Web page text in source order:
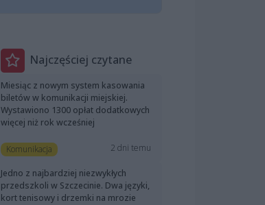
Najczęściej czytane
Miesiąc z nowym system kasowania
biletów w komunikacji miejskiej.
Wystawiono 1300 opłat dodatkowych
więcej niż rok wcześniej
Komunikacja 2 dni temu
Jedno z najbardziej niezwykłych
przedszkoli w Szczecinie. Dwa języki,
kort tenisowy i drzemki na mrozie